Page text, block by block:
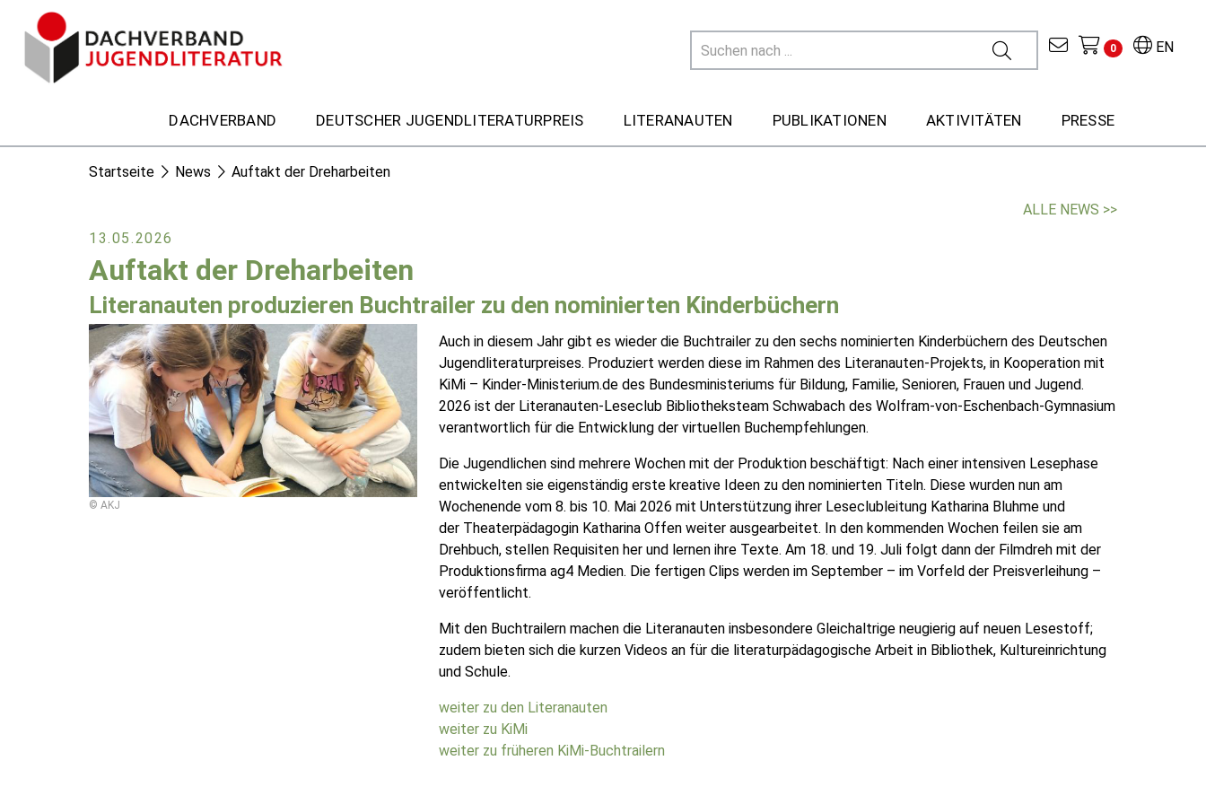
EN
0
DACHVERBAND DEUTSCHER JUGENDLITERATURPREIS LITERANAUTEN PUBLIKATIONEN AKTIVITÄTEN PRESSE
Startseite News Auftakt der Dreharbeiten
ALLE NEWS >>
13.05.2026
Auftakt der Dreharbeiten
Literanauten produzieren Buchtrailer zu den nominierten Kinderbüchern
© AKJ
Auch in diesem Jahr gibt es wieder die Buchtrailer zu den sechs nominierten Kinderbüchern des Deutschen
Jugendliteraturpreises. Produziert werden diese im Rahmen des Literanauten-Projekts, in Kooperation mit
KiMi – Kinder-Ministerium.de des Bundesministeriums für Bildung, Familie, Senioren, Frauen und Jugend.
2026 ist der Literanauten-Leseclub Bibliotheksteam Schwabach des Wolfram-von-Eschenbach-Gymnasium
verantwortlich für die Entwicklung der virtuellen Buchempfehlungen.
Die Jugendlichen sind mehrere Wochen mit der Produktion beschäftigt: Nach einer intensiven Lesephase
entwickelten sie eigenständig erste kreative Ideen zu den nominierten Titeln. Diese wurden nun am
Wochenende vom 8. bis 10. Mai 2026 mit Unterstützung ihrer Leseclubleitung Katharina Bluhme und
der Theaterpädagogin Katharina Offen weiter ausgearbeitet. In den kommenden Wochen feilen sie am
Drehbuch, stellen Requisiten her und lernen ihre Texte. Am 18. und 19. Juli folgt dann der Filmdreh mit der
Produktionsfirma ag4 Medien. Die fertigen Clips werden im September – im Vorfeld der Preisverleihung –
veröffentlicht.
Mit den Buchtrailern machen die Literanauten insbesondere Gleichaltrige neugierig auf neuen Lesestoff;
zudem bieten sich die kurzen Videos an für die literaturpädagogische Arbeit in Bibliothek, Kultureinrichtung
und Schule.
weiter zu den Literanauten
weiter zu KiMi
weiter zu früheren KiMi-Buchtrailern